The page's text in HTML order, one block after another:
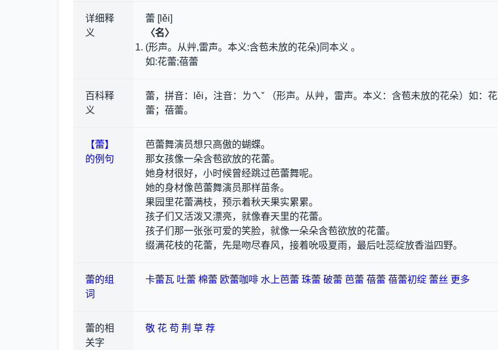
详细释
义
蕾 [lěi]
〈名〉
(形声。从艸,雷声。本义:含苞未放的花朵)同本义 。
如:花蕾;蓓蕾
百科释
义
蕾，拼音：lěi，注音：ㄌㄟˇ （形声。从艸，雷声。本义：含苞未放的花朵）如：花
蕾；蓓蕾。
【蕾】
的例句
芭蕾舞演员想只高傲的蝴蝶。
那女孩像一朵含苞欲放的花蕾。
她身材很好，小时候曾经跳过芭蕾舞呢。
她的身材像芭蕾舞演员那样苗条。
果园里花蕾满枝，预示着秋天果实累累。
孩子们又活泼又漂亮，就像春天里的花蕾。
孩子们那一张张可爱的笑脸，就像一朵朵含苞欲放的花蕾。
缀满花枝的花蕾，先是吻尽春风，接着吮吸夏雨，最后吐蕊绽放香溢四野。
蕾的组
词
卡蕾瓦 吐蕾 棉蕾 欧蕾咖啡 水上芭蕾 珠蕾 破蕾 芭蕾 蓓蕾 蓓蕾初绽 蕾丝 更多
蕾的相
关字
敬 花 苟 荆 草 荐